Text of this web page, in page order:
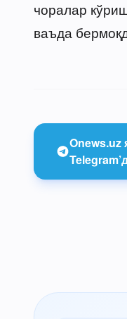
чоралар
ваъда
Onews.uz